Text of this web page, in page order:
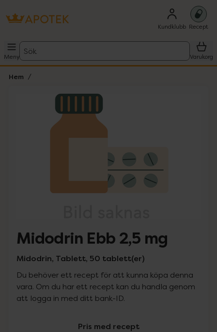
Kundklubb Recept
Meny
Sök
Varukorg
Hem
Lista: . Innehåller 1 objekt.
Midodrin Ebb 2,5 mg
Midodrin, Tablett, 50 tablett(er)
Du behöver ett recept för att kunna köpa denna
vara. Om du har ett recept kan du handla genom
att logga in med ditt bank-ID.
Pris med recept